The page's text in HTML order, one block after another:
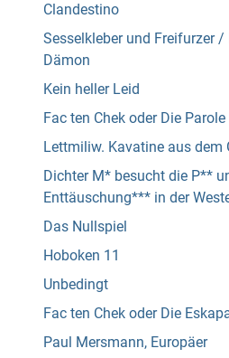
Clandestino
Sesselkleber und Freifurzer
Dämon
Kein heller Leid
Fac ten Chek oder Die Parole
Lettmiliw. Kavatine aus dem
Dichter M* besucht die P**
Enttäuschung*** in der
Das Nullspiel
Hoboken 11
Unbedingt
Fac ten Chek oder Die
Paul Mersmann, Europäer